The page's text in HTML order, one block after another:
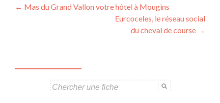
Navigation
← Mas du Grand Vallon votre hôtel à Mougins
Eurcoceles, le réseau social
du cheval de course →